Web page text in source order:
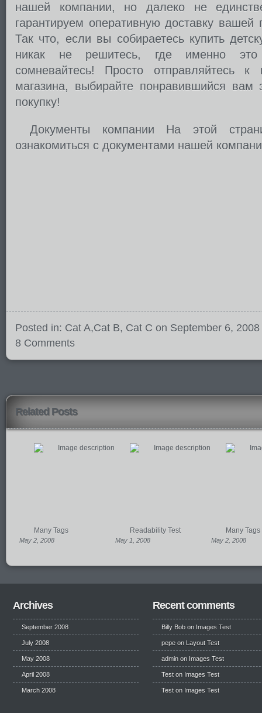
нашей компании, но далеко не
гарантируем оперативную доставку вашей
Так что, если вы собираетесь купить
никак не решитесь, где именно
сомневайтесь! Просто отправляйтесь
магазина, выбирайте понравившийся вам
покупку!
Документы компании На этой
ознакомиться с документами нашей
Posted in: Cat A,Cat B, Cat C on September 6, 2008
8 Comments
Related Posts
Many Tags
May 2, 2008
Readability Test
May 1, 2008
Many Tags
May 2, 2008
Archives
September 2008
July 2008
May 2008
April 2008
March 2008
Recent comments
Billy Bob on Images Test
pepe on Layout Test
admin on Images Test
Test on Images Test
Test on Images Test